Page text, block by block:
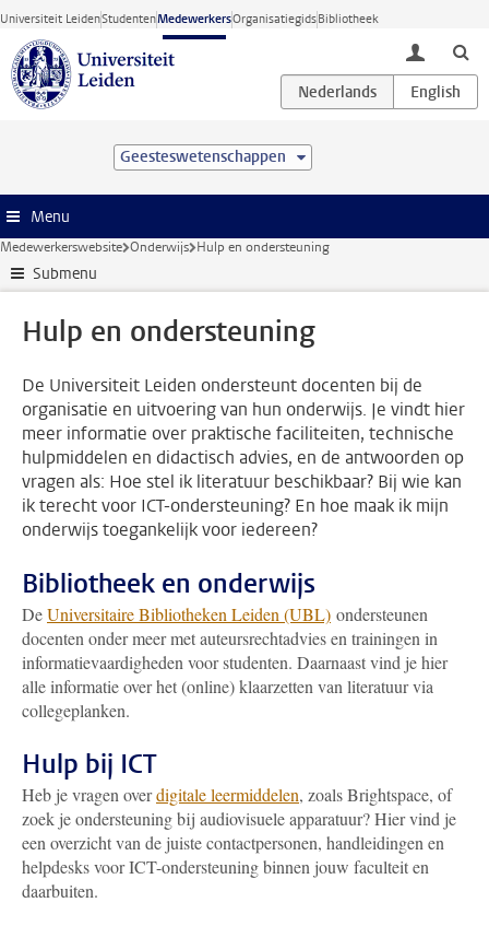
Ga direct naar de inhoud
Universiteit LeidenStudentenMedewerkersOrganisatiegidsBibliotheek
toggle
Geesteswetenschappen
Menu
Medewerkerswebsite Onderwijs Hulp en ondersteuning
Submenu
Hulp en ondersteuning
De Universiteit Leiden ondersteunt docenten bij de
organisatie en uitvoering van hun onderwijs. Je vindt hier
meer informatie over praktische faciliteiten, technische
hulpmiddelen en didactisch advies, en de antwoorden op
vragen als: Hoe stel ik literatuur beschikbaar? Bij wie kan
ik terecht voor ICT-ondersteuning? En hoe maak ik mijn
onderwijs toegankelijk voor iedereen?
Bibliotheek en onderwijs
DeUniversitaire Bibliotheken Leiden (UBL) ondersteunen
docenten onder meer met auteursrechtadvies en trainingen in
informatievaardigheden voor studenten. Daarnaast vind je hier
alle informatie over het (online) klaarzetten van literatuur via
collegeplanken.
Hulp bij ICT
Heb je vragen overdigitale leermiddelen, zoals Brightspace, of
zoek je ondersteuning bij audiovisuele apparatuur? Hier vind je
een overzicht van de juiste contactpersonen, handleidingen en
helpdesks voor ICT-ondersteuning binnen jouw faculteit en
daarbuiten.